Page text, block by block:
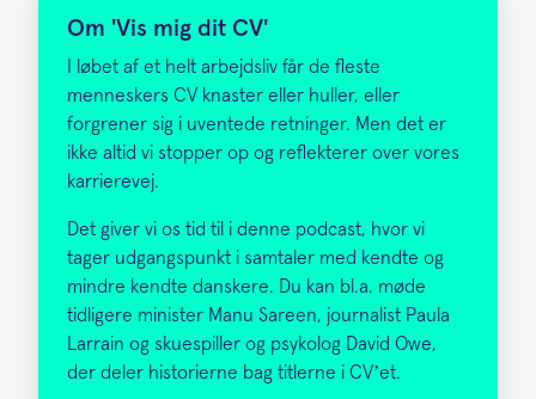
Om 'Vis mig dit CV'
I løbet af et helt arbejdsliv får de fleste
menneskers CV knaster eller huller, eller
forgrener sig i uventede retninger. Men det er
ikke altid vi stopper op og reflekterer over vores
karrierevej.
Det giver vi os tid til i denne podcast, hvor vi
tager udgangspunkt i samtaler med kendte og
mindre kendte danskere. Du kan bl.a. møde
tidligere minister Manu Sareen, journalist Paula
Larrain og skuespiller og psykolog David Owe,
der deler historierne bag titlerne i CV’et.